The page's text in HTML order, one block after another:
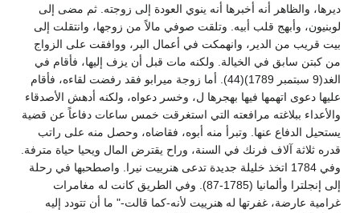
ديرها، والظاهر أنه أخبرها أنه ينوي العودة إلى زوجته. ثم مضى إلى
لوبنيون، وأبهج قلب أبيه. وتلقت صوفي مالاً من زوجها، وانتقلت إلى
بيت قريب من الدير، وانهمكت في أعمال البر، ووافقت على الزواج
من كبتن سابق في الخيالة. ولكنه مات قبل أن يزف إليها، فأقام في
الغد(9 سبتمبر 1789)(44). أما زوجة ميرابو فقد رفضت لقاءه، فأقام
عليها دعوى اتهمها فيها بهجرها ل، وخسر دعواه، ولكنه أدهش الأصدقاء
والأعداء ببلاغته مرافعته التي استغرقت خمس ساعات دفاعاً عن قضية
يستحيل الدفاع عنها. وتبرأ منه أبوه، فقاضاه، وحصل منه على راتب
قدره ثلاثة آلاف فرنك في السنة، وراح يقترض المال ويحيا حياة مترفة.
وفي 1784 اتخذ خليلة جديدة تدعى هنرييت نيرا. واصطحبها في رحلة
إلى إنجلترا وألمانيا (1785-87). وفي الطريق كانت له مغامرات
غرامية عارضة، غفرتها له هنرييت لأنه-كما قالت-" ما أن تتودد إليه